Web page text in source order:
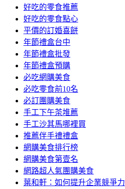
好吃的零食推薦
好吃的零食點心
平價的訂婚喜餅
年節禮盒台中
年節禮盒批發
年節禮盒預購
必吃網購美食
必吃零食前10名
必訂團購美食
手工下午茶堆薦
手工沙其馬哪裡買
推薦伴手禮禮盒
網購美食排行榜
網購美食第壹名
網路超人氣團購美食
葉和軒：如何提升企業競爭力